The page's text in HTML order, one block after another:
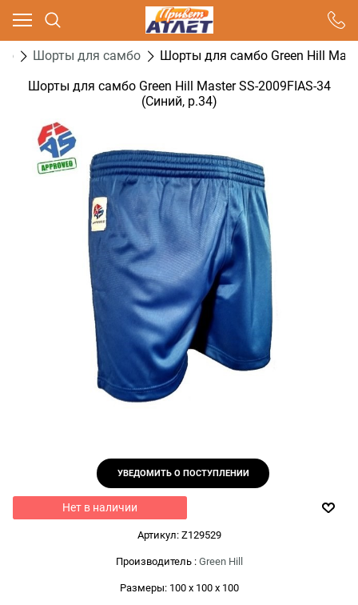
Шорты для самбо
Шорты для самбо Green Hill
Шорты для самбо Green Hill Master SS-2009FIAS-34
(Синий, р.34)
УВЕДОМИТЬ О ПОСТУПЛЕНИИ
Нет в наличии
Артикул: Z129529
Производитель : Green Hill
Размеры: 100 x 100 x 100
Ваш город - Москва,
угадали?
ДА НЕТ